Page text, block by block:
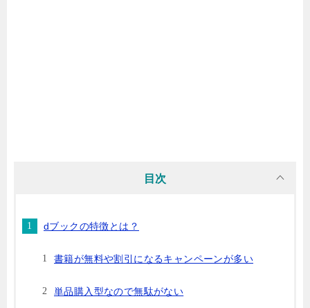
目次
dブックの特徴とは？
書籍が無料や割引になるキャンペーンが多い
単品購入型なので無駄がない